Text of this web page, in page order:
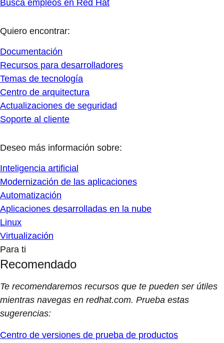
Busca empleos en Red Hat
Quiero encontrar:
Documentación
Recursos para desarrolladores
Temas de tecnología
Centro de arquitectura
Actualizaciones de seguridad
Soporte al cliente
Deseo más información sobre:
Inteligencia artificial
Modernización de las aplicaciones
Automatización
Aplicaciones desarrolladas en la nube
Linux
Virtualización
Para ti
Recomendado
Te recomendaremos recursos que te pueden ser útiles
mientras navegas en redhat.com. Prueba estas
sugerencias:
Centro de versiones de prueba de productos